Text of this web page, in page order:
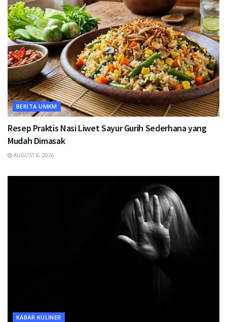
BERITA UMKM
Resep Praktis Nasi Liwet Sayur Gurih Sederhana yang
Mudah Dimasak
AUGUST 8, 2026
KABAR KULINER